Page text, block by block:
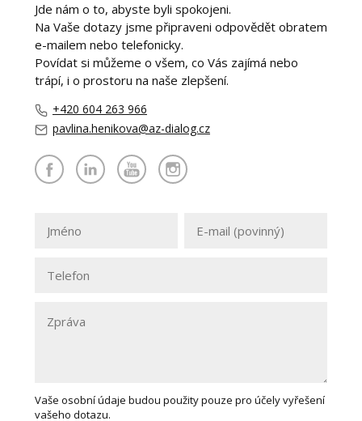
Jde nám o to, abyste byli spokojeni.
Na Vaše dotazy jsme připraveni odpovědět obratem
e-mailem nebo telefonicky.
Povídat si můžeme o všem, co Vás zajímá nebo
trápí, i o prostoru na naše zlepšení.
+420 604 263 966
pavlina.henikova@az-dialog.cz
Vaše osobní údaje budou použity pouze pro účely vyřešení
vašeho dotazu.